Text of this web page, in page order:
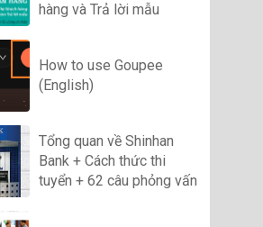
hàng và Trả lời mẫu
How to use Goupee
(English)
Tổng quan về Shinhan
Bank + Cách thức thi
tuyển + 62 câu phỏng vấn